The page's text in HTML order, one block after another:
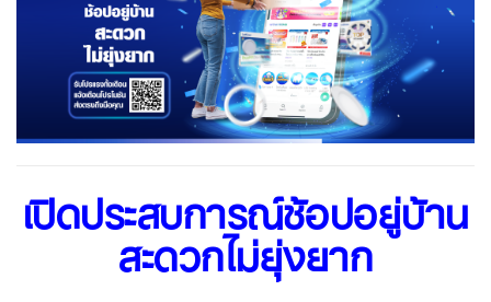
เปิดประสบการณ์ช้อปอยู่บ้าน
สะดวกไม่ยุ่งยาก